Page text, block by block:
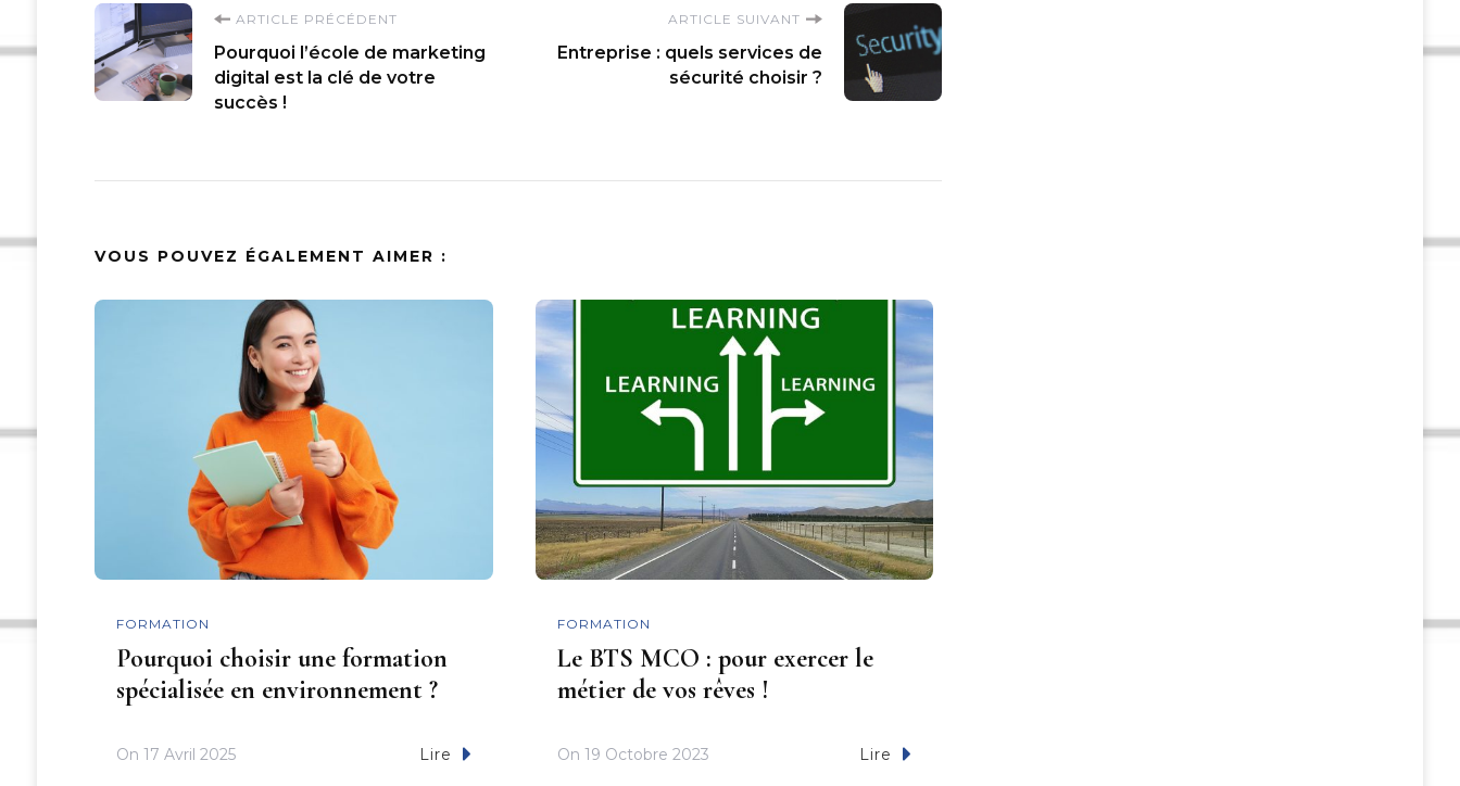
Navigation
d'article
ARTICLE PRÉCÉDENT
Pourquoi l’école de marketing
digital est la clé de votre
succès !
ARTICLE SUIVANT
Entreprise : quels services de
sécurité choisir ?
VOUS POUVEZ ÉGALEMENT AIMER :
FORMATION
Pourquoi choisir une formation
spécialisée en environnement ?
On 17 Avril 2025 Lire
FORMATION
Le BTS MCO : pour exercer le
métier de vos rêves !
On 19 Octobre 2023 Lire